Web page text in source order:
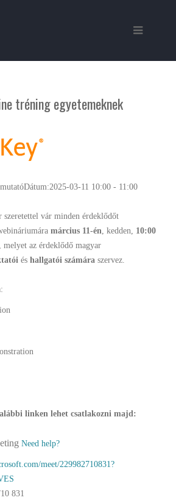
tréning egyetemeknek
Dátum:2025-03-11 10:00 - 11:00
vár minden érdeklődőt
március 11-én, kedden, 10:00
, melyet az érdeklődő magyar
és hallgatói számára szervez.
linken lehet csatlakozni majd:
Need help?
meet/229982710831?
831